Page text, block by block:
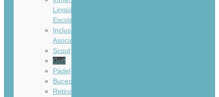
Lingüística
Escolares
Inclusivos
Asociaciones
Scout
Golf
Pádel
Buceo
Retiros